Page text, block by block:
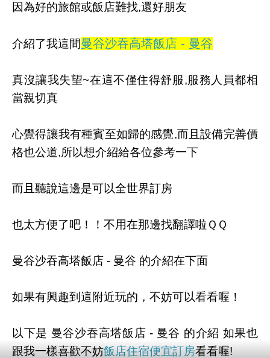
因為好的旅館或飯店難找,還好朋友
介紹了我這間曼谷沙吞高塔飯店 - 曼谷
真沒讓我失望~在這不僅住得舒服,服務人員都相
當親切真
心覺得讓我有種賓至如歸的感覺,而且設備完善價
格也公道,所以想介紹給各位參考一下
而且聽說這邊是可以全世界訂房
也太方便了吧！！不用在那邊找翻譯啦ＱＱ
曼谷沙吞高塔飯店 - 曼谷 的介紹在下面
如果有興趣到這附近玩的，不妨可以看看喔！
以下是 曼谷沙吞高塔飯店 - 曼谷 的介紹 如果也
跟我一樣喜歡不妨飯店住宿便宜訂房看看喔!